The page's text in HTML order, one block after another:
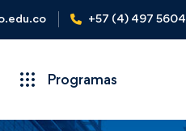
+57 (4) 497 5604
Programas